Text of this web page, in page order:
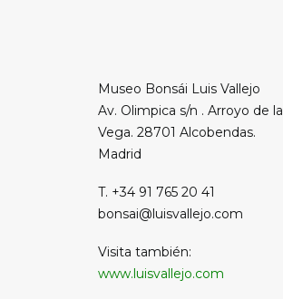
Museo Bonsái Luis Vallejo
Av. Olimpica s/n . Arroyo de la
Vega. 28701 Alcobendas.
Madrid
T. +34 91 765 20 41
bonsai@luisvallejo.com
Visita también:
www.luisvallejo.com